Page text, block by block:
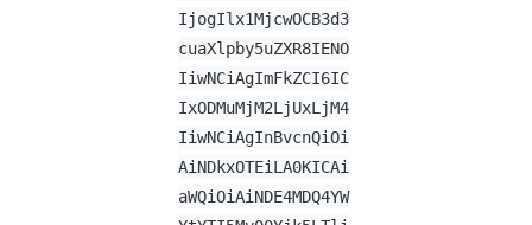
IjogIlx1MjcwOCB3d3
cuaXlpby5uZXR8IENO
IiwNCiAgImFkZCI6IC
IxODMuMjM2LjUxLjM4
IiwNCiAgInBvcnQiOi
AiNDkxOTEiLA0KICAi
aWQiOiAiNDE4MDQ4YW